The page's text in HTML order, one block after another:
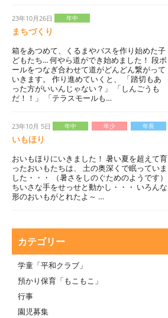
23年10月26日 年中
まちづくり
箱をあつめて、くるまやバスを作り始めた子
どもたち... 何やら道ができ始めました！ 段ボ
ールをつなぎ合わせて道がどんどん繋がって
いきます。 作り進めていくと、 「踏切もあ
った方がいいんじゃない？」 「しんごうも
だ！！」 「テラスモールも…
23年10月 5日 年中 年少 年長
いもほり
おいもほりにいきました！ 暑い夏を超えて育
ったおいもたちは、 土の奥深くで眠っていま
した・・・ （暑さをしのぐためのようです）
ちいさな手をせっせと動かし・・・ いろんな
形のおいもがとれたよ～ …
カテゴリー
学童「平和クラブ」
預かり保育「もこもこ」
行事
園児募集